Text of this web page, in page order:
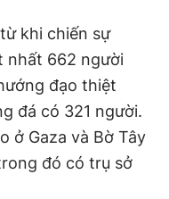
khi chiến sự
nhất 662 người
đạo thiệt
đá có 321 người.
ở Gaza và Bờ Tây
đó có trụ sở